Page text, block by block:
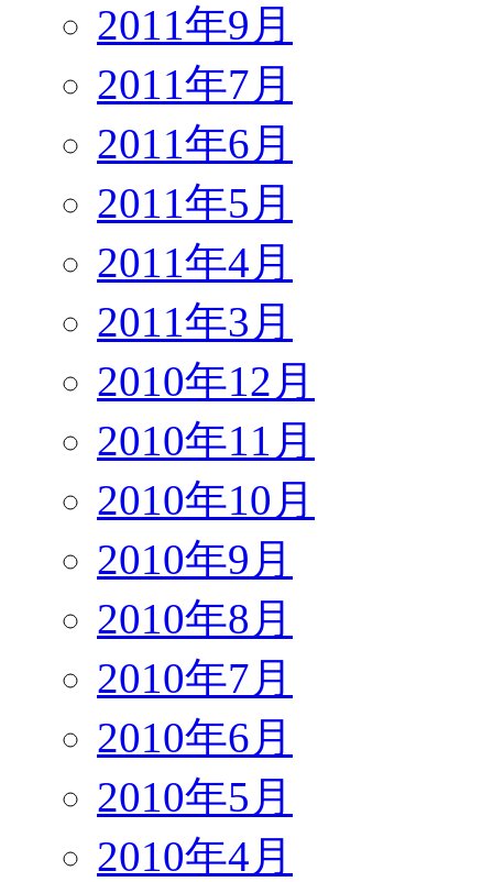
2011年9月
2011年7月
2011年6月
2011年5月
2011年4月
2011年3月
2010年12月
2010年11月
2010年10月
2010年9月
2010年8月
2010年7月
2010年6月
2010年5月
2010年4月